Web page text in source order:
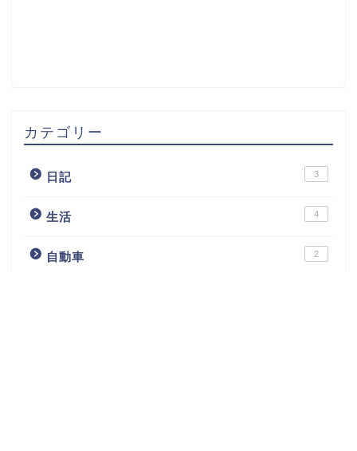
カテゴリー
日記 3
生活 4
自動車 2